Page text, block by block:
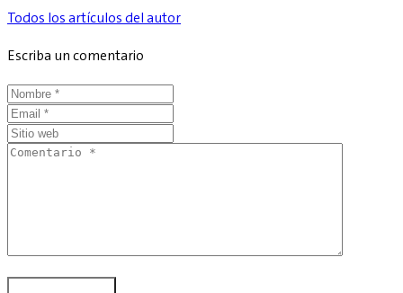
Todos los artículos del autor
Escriba un comentario